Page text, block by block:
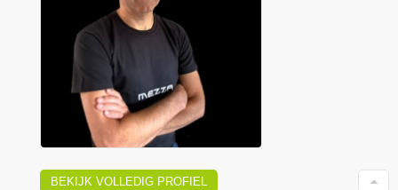
BEKIJK VOLLEDIG PROFIEL